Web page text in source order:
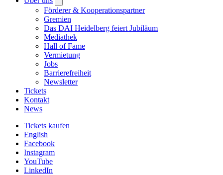
submenu
Förderer & Kooperationspartner
Gremien
Das DAI Heidelberg feiert Jubiläum
Mediathek
Hall of Fame
Vermietung
Jobs
Barrierefreiheit
Newsletter
Tickets
Kontakt
News
Tickets kaufen
English
Facebook
Instagram
YouTube
LinkedIn